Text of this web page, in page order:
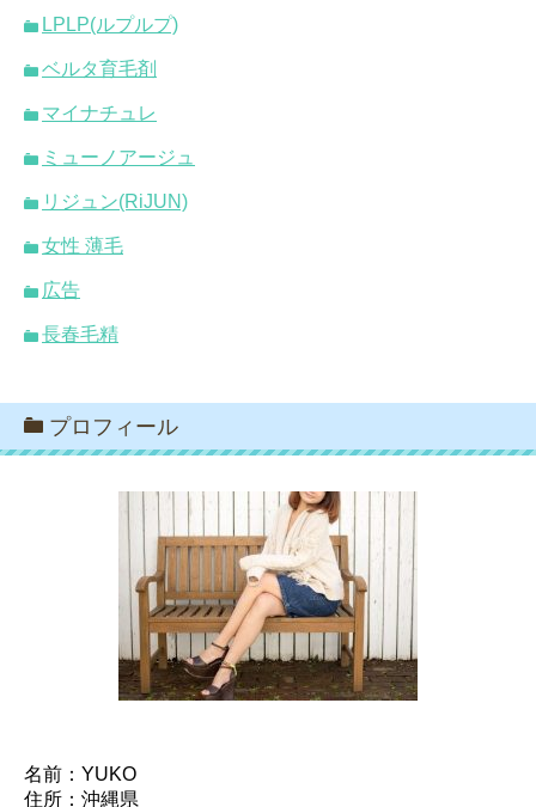
LPLP(ルプルプ)
ベルタ育毛剤
マイナチュレ
ミューノアージュ
リジュン(RiJUN)
女性 薄毛
広告
長春毛精
プロフィール
名前：YUKO
住所：沖縄県